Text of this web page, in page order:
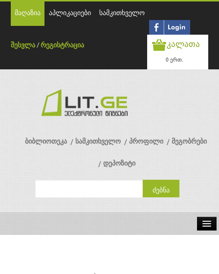
მაღაზია აპლიკაციები სამკითხველო
შესვლა /რეგისტრაცია კალათა
0 ერთ.
ბიბლიოთეკა სამკითხველო პროფილი მეგობრები
დეპოზიტი